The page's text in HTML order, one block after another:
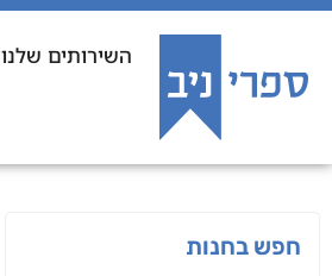
השירותים שלנו
חפש בחנות